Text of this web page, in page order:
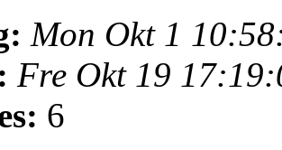
Mon Okt 1
Fre Okt 19
6